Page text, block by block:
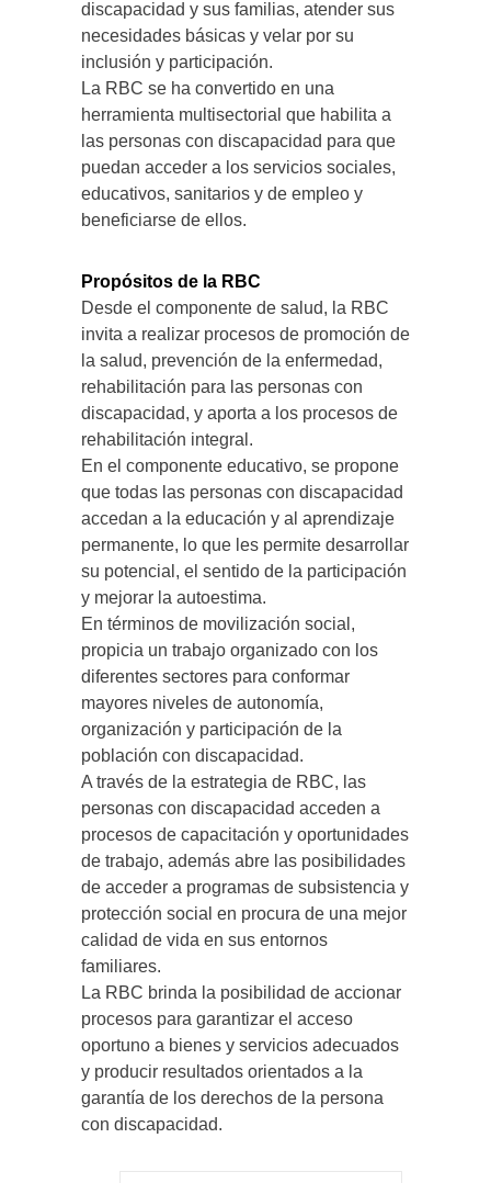
discapacidad y sus familias, atender sus
necesidades básicas y velar por su
inclusión y participación.
La RBC se ha convertido en una
herramienta multisectorial que habilita a
las personas con discapacidad para que
puedan acceder a los servicios sociales,
educativos, sanitarios y de empleo y
beneficiarse de ellos.
Propósitos de la RBC
Desde el componente de salud, la RBC
invita a realizar procesos de promoción de
la salud, prevención de la enfermedad,
rehabilitación para las personas con
discapacidad, y aporta a los procesos de
rehabilitación integral.
En el componente educativo, se propone
que todas las personas con discapacidad
accedan a la educación y al aprendizaje
permanente, lo que les permite desarrollar
su potencial, el sentido de la participación
y mejorar la autoestima.
En términos de movilización social,
propicia un trabajo organizado con los
diferentes sectores para conformar
mayores niveles de autonomía,
organización y participación de la
población con discapacidad.
A través de la estrategia de RBC, las
personas con discapacidad acceden a
procesos de capacitación y oportunidades
de trabajo, además abre las posibilidades
de acceder a programas de subsistencia y
protección social en procura de una mejor
calidad de vida en sus entornos
familiares.
La RBC brinda la posibilidad de accionar
procesos para garantizar el acceso
oportuno a bienes y servicios adecuados
y producir resultados orientados a la
garantía de los derechos de la persona
con discapacidad.